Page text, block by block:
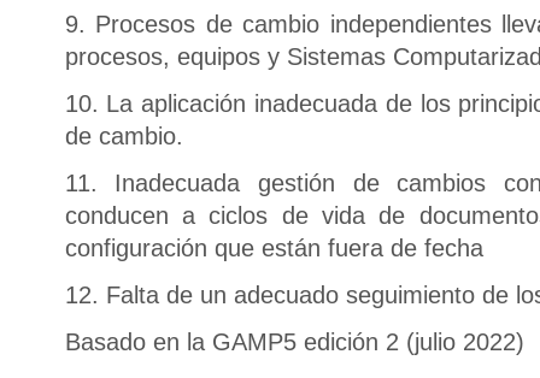
9. Procesos de cambio independientes
procesos, equipos y Sistemas
10. La aplicación inadecuada de los
de cambio.
11. Inadecuada gestión de cambios
conducen a ciclos de vida de
configuración que están fuera de fecha
12. Falta de un adecuado seguimiento de
Basado en la GAMP5 edición 2 (julio 2022)